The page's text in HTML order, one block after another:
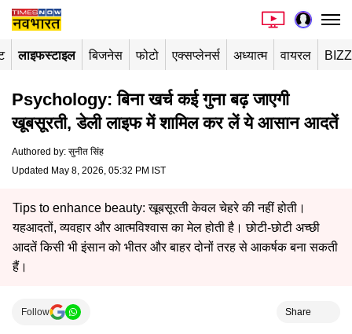
लाइफस्टाइल बिजनेस फोटो एक्सप्लेनर्स अध्यात्म वायरल
Psychology: बिना खर्च कई गुना बढ़ जाएगी
खूबसूरती, डेली लाइफ में शामिल कर लें ये आसान आदतें
Authored by: सुनीत सिंह
Updated May 8, 2026, 05:32 PM IST
Tips to enhance beauty: खूबसूरती केवल चेहरे की नहीं होती।
यहआदतों, व्यवहार और आत्मविश्वास का मेल होती है। छोटी-छोटी अच्छी
आदतें किसी भी इंसान को भीतर और बाहर दोनों तरह से आकर्षक बना सकती
हैं।
Follow Share